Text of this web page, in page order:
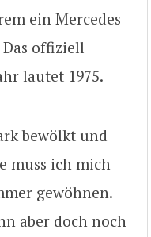
ein Mercedes
Das offiziell
lautet 1975.
bewölkt und
muss ich mich
gewöhnen.
aber doch noch